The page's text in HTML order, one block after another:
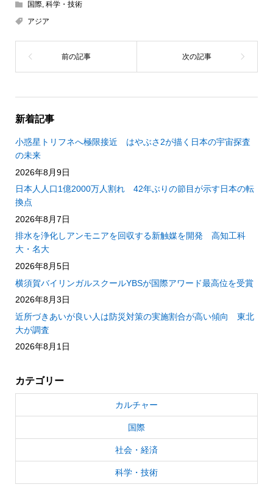
国際, 科学・技術
アジア
新着記事
小惑星トリフネへ極限接近 はやぶさ2が描く日本の宇宙探査
の未来
2026年8月9日
日本人人口1億2000万人割れ 42年ぶりの節目が示す日本の転
換点
2026年8月7日
排水を浄化しアンモニアを回収する新触媒を開発 高知工科
大・名大
2026年8月5日
横須賀バイリンガルスクールYBSが国際アワード最高位を受賞
2026年8月3日
近所づきあいが良い人は防災対策の実施割合が高い傾向 東北
大が調査
2026年8月1日
カテゴリー
カルチャー
国際
社会・経済
科学・技術